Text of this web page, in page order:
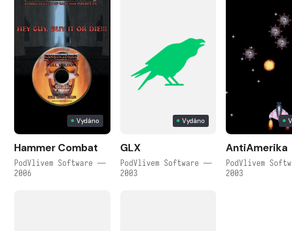
Vydáno
Hammer Combat
PodVlivem Software —
2006
Vydáno
GLX
PodVlivem Software —
2003
AntiAmerika
PodVlivem
2003